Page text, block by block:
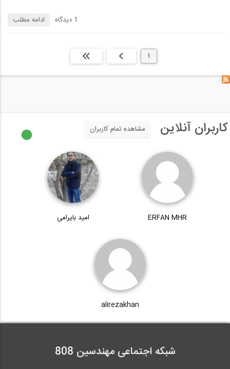
ادامه مطلب 1 دیدگاه‌
1 بعدی انتها »
کاربران آنلاین مشاهده تمام کاربران
ERFAN MHR امید بایرامی
alirezakhan
شبکه اجتماعی مهندسین 808